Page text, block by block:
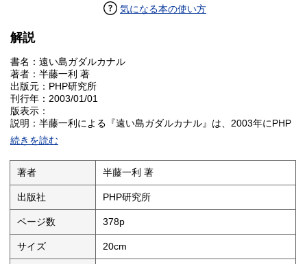
気になる本の使い方
解説
書名：遠い島ガダルカナル
著者：半藤一利 著
出版元：PHP研究所
刊行年：2003/01/01
版表示：
説明：半藤一利による『遠い島ガダルカナル』は、2003年にPHP
研究所から刊行された作品で、太平洋戦争中のガダルカナル島を
巡る出来事に焦点を当てていると考えられます。戦史や当時の状
況に関心がある読者に向けて書かれた可能性があり、半藤一利の
著作らしく詳細な取材や資料に基づく内容が期待される一冊で
す。出版時の状況から、戦争の一側面に深く触れている点が特徴
かもしれません。
状態：
続きを読む
著者 半藤一利 著
出版社 PHP研究所
ページ数 378p
サイズ 20cm